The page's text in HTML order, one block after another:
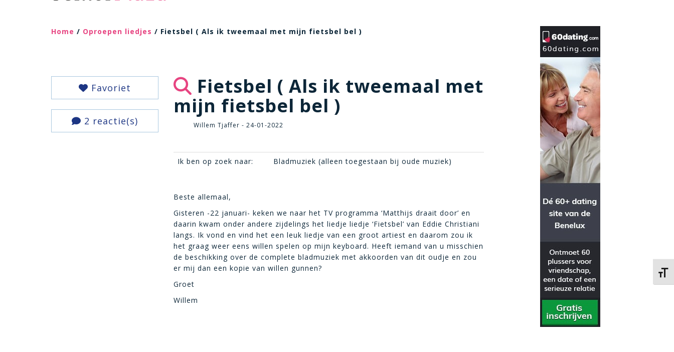
Home / Oproepen liedjes / Fietsbel ( Als ik tweemaal met mijn fietsbel bel )
Favoriet
2 reactie(s)
Fietsbel ( Als ik tweemaal met
mijn fietsbel bel )
Willem Tjaffer - 24-01-2022
Ik ben op zoek naar: Bladmuziek (alleen toegestaan bij oude muziek)
Beste allemaal,
Gisteren -22 januari- keken we naar het TV programma ‘Matthijs draait door’ en
daarin kwam onder andere zijdelings het liedje liedje ‘Fietsbel’ van Eddie Christiani
langs. Ik vond en vind het een leuk liedje van een groot artiest en daarom zou ik
het graag weer eens willen spelen op mijn keyboard. Heeft iemand van u misschien
de beschikking over de complete bladmuziek met akkoorden van dit oudje en zou
er mij dan een kopie van willen gunnen?
Groet
Willem